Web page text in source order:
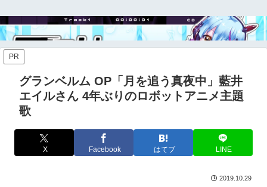
PR
グランベルム OP「月を追う真夜中」藍井
エイルさん 4年ぶりのロボットアニメ主題
歌
X Facebook はてブ LINE
2019.10.29